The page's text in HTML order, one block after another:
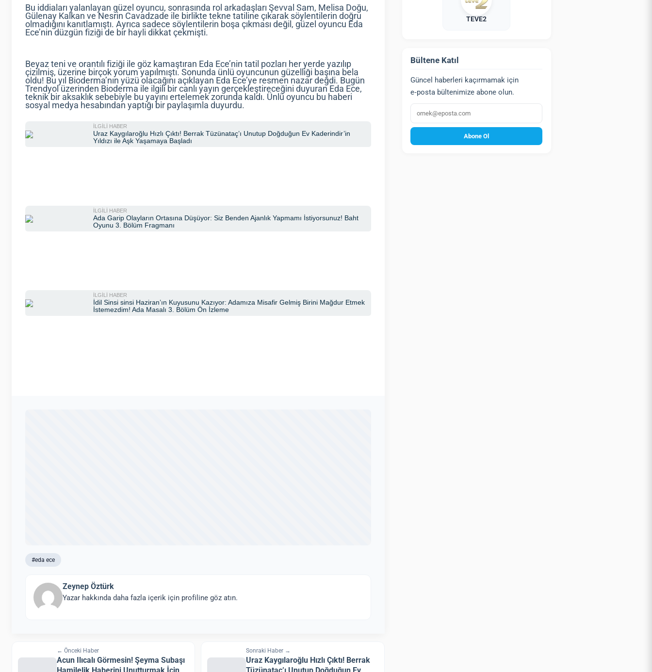
Bu iddiaları yalanlayan güzel oyuncu, sonrasında rol arkadaşları Şevval Sam, Melisa Doğu,
Gülenay Kalkan ve Nesrin Cavadzade ile birlikte tekne tatiline çıkarak söylentilerin doğru
olmadığını kanıtlamıştı. Ayrıca sadece söylentilerin boşa çıkması değil, güzel oyuncu Eda
Ece’nin düzgün fiziği de bir hayli dikkat çekmişti.
Beyaz teni ve orantılı fiziği ile göz kamaştıran Eda Ece’nin tatil pozları her yerde yazılıp
çizilmiş, üzerine birçok yorum yapılmıştı. Sonunda ünlü oyuncunun güzelliği başına bela
oldu! Bu yıl Bioderma’nın yüzü olacağını açıklayan Eda Ece’ye resmen nazar değdi. Bugün
Trendyol üzerinden Bioderma ile ilgili bir canlı yayın gerçekleştireceğini duyuran Eda Ece,
teknik bir aksaklık sebebiyle bu yayını ertelemek zorunda kaldı. Ünlü oyuncu bu haberi
sosyal medya hesabından yaptığı bir paylaşımla duyurdu.
#eda ece
Zeynep Öztürk
Yazar hakkında daha fazla içerik için profiline göz atın.
← Önceki Haber
Acun Ilıcalı Görmesin! Şeyma Subaşı
Sonraki Haber →
Uraz Kaygılaroğlu Hızlı Çıktı! Berrak
TEVE2
Bültene Katıl
Güncel haberleri kaçırmamak için
e‑posta bültenimize abone olun.
E‑posta
Abone Ol